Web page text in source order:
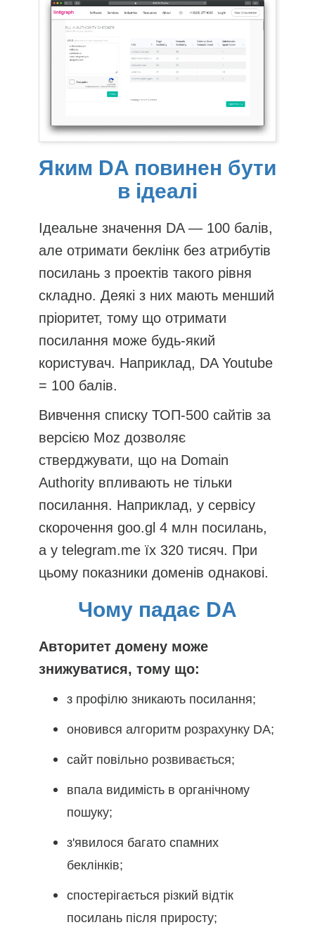
Яким DA повинен бути
в ідеалі
Ідеальне значення DA — 100 балів,
але отримати беклінк без атрибутів
посилань з проектів такого рівня
складно. Деякі з них мають менший
пріоритет, тому що отримати
посилання може будь-який
користувач. Наприклад, DA Youtube
= 100 балів.
Вивчення списку ТОП-500 сайтів за
версією Moz дозволяє
стверджувати, що на Domain
Authority впливають не тільки
посилання. Наприклад, у сервісу
скорочення goo.gl 4 млн посилань,
а у telegram.me їх 320 тисяч. При
цьому показники доменів однакові.
Чому падає DA
Авторитет домену може
знижуватися, тому що:
з профілю зникають посилання;
оновився алгоритм розрахунку DA;
сайт повільно розвивається;
впала видимість в органічному
пошуку;
з'явилося багато спамних
беклінків;
спостерігається різкий відтік
посилань після приросту;